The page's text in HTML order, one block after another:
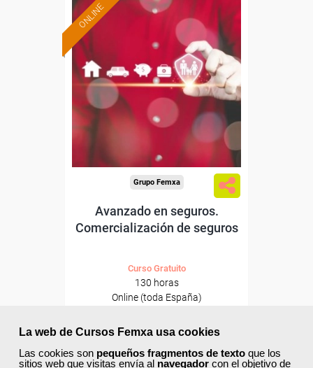
La web de Cursos Femxa usa cookies
Las cookies son pequeños fragmentos de texto que los
sitios web que visitas envía al navegador con el objetivo de
ONLINE
Formación 100%
subvencionada.
Para desempleados,
trabajadores y autónomos.
Sector
-Finanzas y Seguros.
Grupo Femxa
Avanzado en seguros.
Comercialización de seguros
Curso Gratuito
130 horas
Online (toda España)
Ver curso